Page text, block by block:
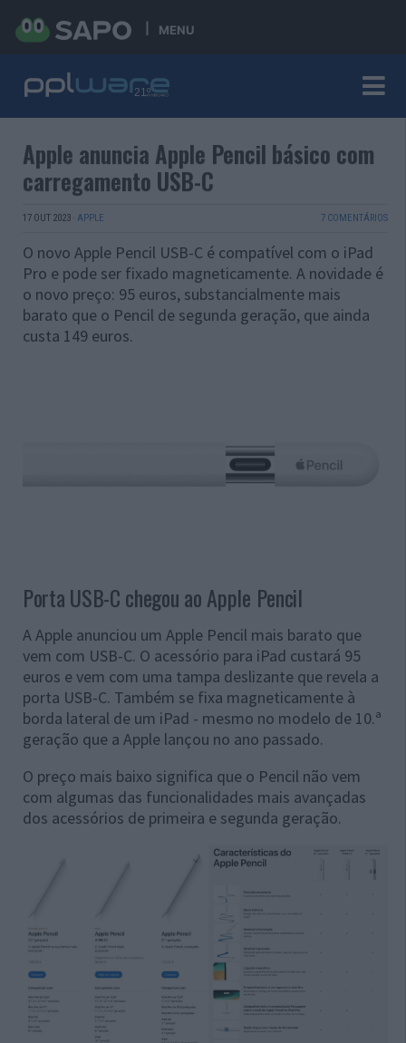
MENU
Apple anuncia Apple Pencil básico com
carregamento USB-C
17 OUT 2023 · APPLE 7 COMENTÁRIOS
O novo Apple Pencil USB-C é compatível com o iPad
Pro e pode ser fixado magneticamente. A novidade é
o novo preço: 95 euros, substancialmente mais
barato que o Pencil de segunda geração, que ainda
custa 149 euros.
Porta USB-C chegou ao Apple Pencil
A Apple anunciou um Apple Pencil mais barato que
vem com USB-C. O acessório para iPad custará 95
euros e vem com uma tampa deslizante que revela a
porta USB-C. Também se fixa magneticamente à
borda lateral de um iPad - mesmo no modelo de 10.ª
geração que a Apple lançou no ano passado.
O preço mais baixo significa que o Pencil não vem
com algumas das funcionalidades mais avançadas
dos acessórios de primeira e segunda geração.